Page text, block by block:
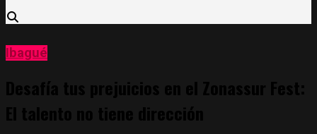
Ibagué